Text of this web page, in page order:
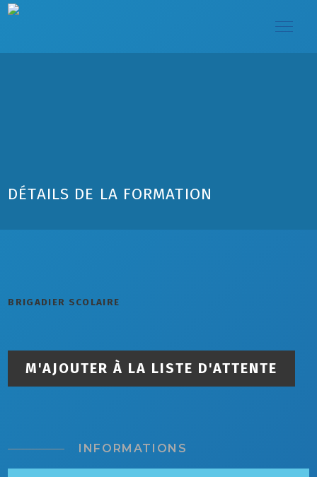
DÉTAILS DE LA FORMATION
INFORMATIONS
BRIGADIER SCOLAIRE
M'AJOUTER À LA LISTE D'ATTENTE